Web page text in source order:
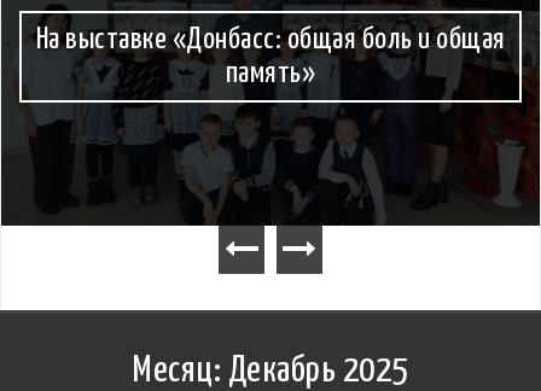
На выставке «Донбасс: общая боль и общая
память»
Месяц: Декабрь 2025